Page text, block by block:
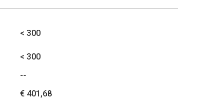
< 300
< 300
--
€ 401,68